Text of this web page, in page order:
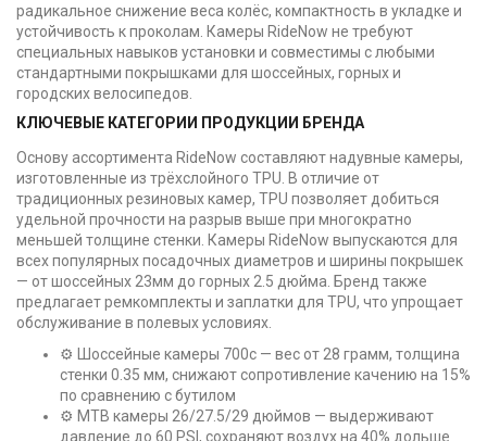
радикальное снижение веса колёс, компактность в укладке и
устойчивость к проколам. Камеры RideNow не требуют
специальных навыков установки и совместимы с любыми
стандартными покрышками для шоссейных, горных и
городских велосипедов.
КЛЮЧЕВЫЕ КАТЕГОРИИ ПРОДУКЦИИ БРЕНДА
Основу ассортимента RideNow составляют надувные камеры,
изготовленные из трёхслойного TPU. В отличие от
традиционных резиновых камер, TPU позволяет добиться
удельной прочности на разрыв выше при многократно
меньшей толщине стенки. Камеры RideNow выпускаются для
всех популярных посадочных диаметров и ширины покрышек
— от шоссейных 23мм до горных 2.5 дюйма. Бренд также
предлагает ремкомплекты и заплатки для TPU, что упрощает
обслуживание в полевых условиях.
⚙️ Шоссейные камеры 700c — вес от 28 грамм, толщина
стенки 0.35 мм, снижают сопротивление качению на 15%
по сравнению с бутилом
⚙️ MTB камеры 26/27.5/29 дюймов — выдерживают
давление до 60 PSI, сохраняют воздух на 40% дольше